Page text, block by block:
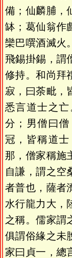
備；仙麟脯，
缽；葛仙翁作
欒巴噀酒滅火
飛錫掛錫，謂
修持。和尚拜
寂，曰荼毗，
悉言道士之
分；男僧曰
冠，皆稱道
那，僧家稱施
自謙，謂之空
者普也，薩者
水行龍力大，
之稱。儒家謂
俱謂俗緣之未
家曰貞一，總